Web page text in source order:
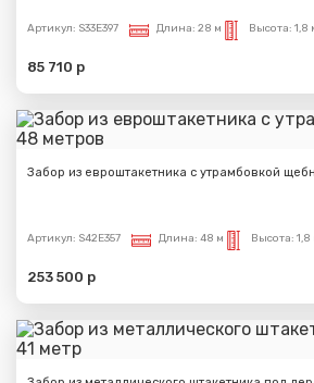
Артикул: S33E397 Длина: 28 м Высота: 1,8
85 710 р
Забор из евроштакетника с утрамбовкой
Артикул: S42E357 Длина: 48 м Высота: 1,8
253 500 р